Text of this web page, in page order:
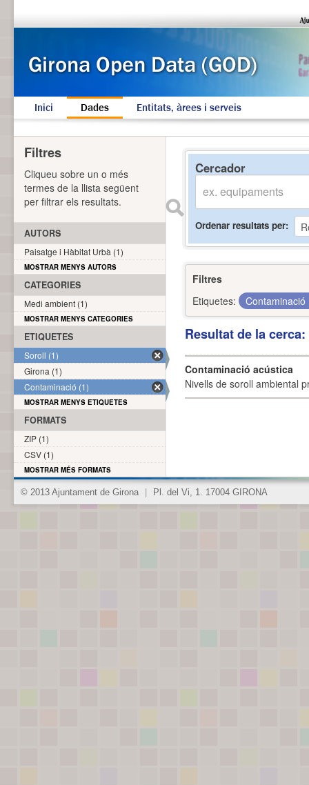
Inici Dades Entitats, àrees i serveis
Cercador
Ordenar resultats per
Filtres
Etiquetes:
Contaminació
Resultat de la
Contaminació acústica
Nivells de soroll ambiental
Filtres
Cliqueu sobre un o més
termes de la llista següent
per filtrar els resultats.
AUTORS
Paisatge i Hàbitat Urbà (1)
MOSTRAR MENYS AUTORS
CATEGORIES
Medi ambient (1)
MOSTRAR MENYS CATEGORIES
ETIQUETES
Soroll (1)
Girona (1)
Contaminació (1)
MOSTRAR MENYS ETIQUETES
FORMATS
ZIP (1)
CSV (1)
MOSTRAR MÉS FORMATS
© 2013 Ajuntament de Girona Pl. del Vi, 1. 17004 GIRONA